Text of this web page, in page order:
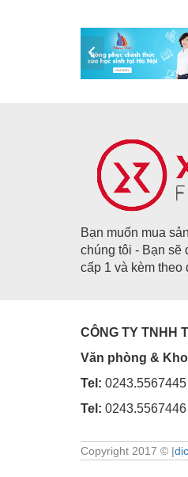
Bạn muốn mua
chúng tôi - Bạn
cấp 1 và kèm theo
CÔNG TY TNHH
Văn phòng &
Tel:
Tel:
Copyright 2017 © |